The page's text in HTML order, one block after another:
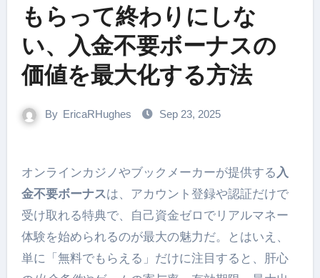
もらって終わりにしな
い、入金不要ボーナスの
価値を最大化する方法
By EricaRHughes Sep 23, 2025
オンラインカジノやブックメーカーが提供する 入
金不要ボーナスは、アカウント登録や認証だけで
受け取れる特典で、自己資金ゼロでリアルマネー
体験を始められるのが最大の魅力だ。とはいえ、
単に「無料でもらえる」だけに注目すると、肝心